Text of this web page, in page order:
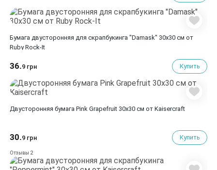
Бумага двусторонняя для скрапбукинга "Damask" 30х30 см от
Ruby Rock-It
36.9 грн Купить
Двусторонняя бумага Pink Grapefruit 30х30 см от Kaisercraft
30.9 грн Купить
Отзывы 2